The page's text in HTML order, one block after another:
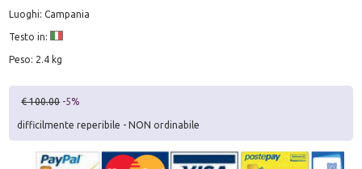
Luoghi: Campania
Testo in:
Peso: 2.4 kg
€ 100.00 -5%
difficilmente reperibile - NON ordinabile